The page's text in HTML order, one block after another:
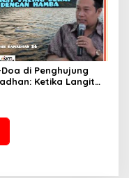
di Penghujung
Ketika Langit